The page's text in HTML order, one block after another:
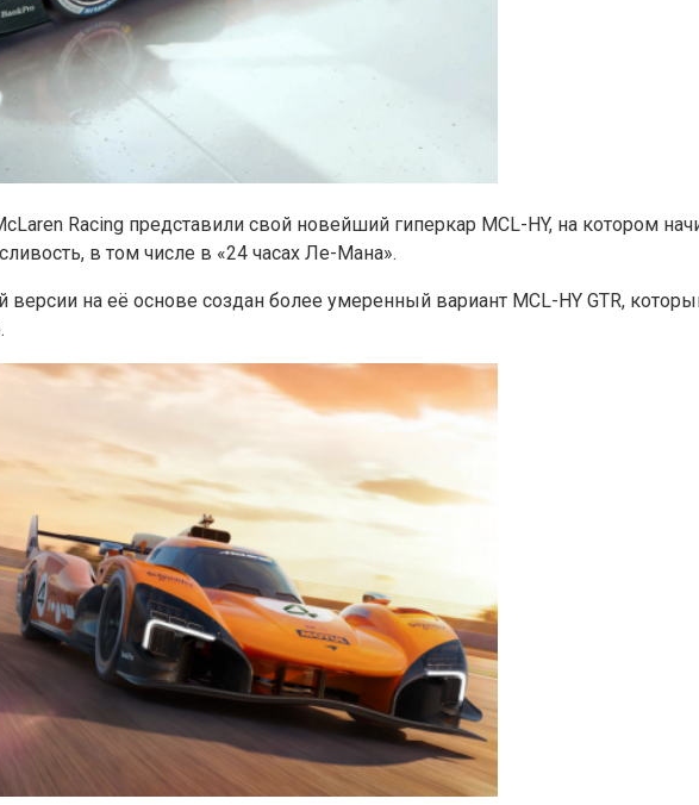
Racing представили свой новейший гиперкар MCL-HY, на котором
в том числе в «24 часах Ле-Мана».
версии на её основе создан более умеренный вариант MCL-HY GTR,